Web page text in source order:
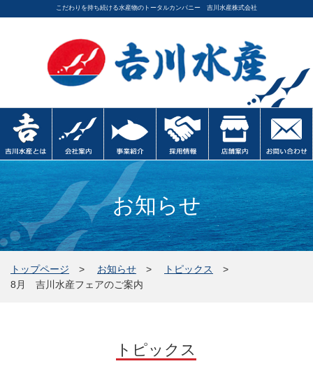
こだわりを持ち続ける水産物のトータルカンパニー 吉川水産株式会社
お知らせ
トップページ お知らせ
トピックス
8月 吉川水産フェアのご案内
トピックス